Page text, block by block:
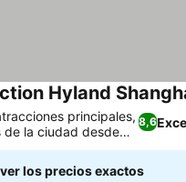
Hyland
8,6
principales,
de la ciudad desde
los precios exactos